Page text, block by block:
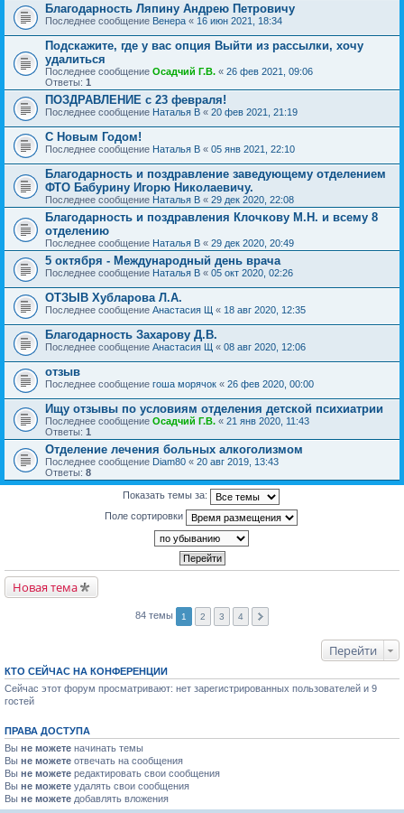
Благодарность Ляпину Андрею Петровичу
Последнее сообщение Венера « 16 июн 2021, 18:34
Подскажите, где у вас опция Выйти из рассылки, хочу
удалиться
Последнее сообщение Осадчий Г.В. « 26 фев 2021, 09:06
Ответы: 1
ПОЗДРАВЛЕНИЕ с 23 февраля!
Последнее сообщение Наталья В « 20 фев 2021, 21:19
С Новым Годом!
Последнее сообщение Наталья В « 05 янв 2021, 22:10
Благодарность и поздравление заведующему отделением
ФТО Бабурину Игорю Николаевичу.
Последнее сообщение Наталья В « 29 дек 2020, 22:08
Благодарность и поздравления Клочкову М.Н. и всему 8
отделению
Последнее сообщение Наталья В « 29 дек 2020, 20:49
5 октября - Международный день врача
Последнее сообщение Наталья В « 05 окт 2020, 02:26
ОТЗЫВ Хубларова Л.А.
Последнее сообщение Анастасия Щ « 18 авг 2020, 12:35
Благодарность Захарову Д.В.
Последнее сообщение Анастасия Щ « 08 авг 2020, 12:06
отзыв
Последнее сообщение гоша морячок « 26 фев 2020, 00:00
Ищу отзывы по условиям отделения детской психиатрии
Последнее сообщение Осадчий Г.В. « 21 янв 2020, 11:43
Ответы: 1
Отделение лечения больных алкоголизмом
Последнее сообщение Diam80 « 20 авг 2019, 13:43
Ответы: 8
Показать темы за:
Поле сортировки
Новая тема
84 темы 1 2 3 4
Перейти
КТО СЕЙЧАС НА КОНФЕРЕНЦИИ
Сейчас этот форум просматривают: нет зарегистрированных пользователей и 9
гостей
ПРАВА ДОСТУПА
Вы не можете начинать темы
Вы не можете отвечать на сообщения
Вы не можете редактировать свои сообщения
Вы не можете удалять свои сообщения
Вы не можете добавлять вложения